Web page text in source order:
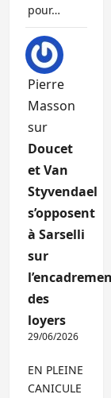
pour…
Pierre
Masson
sur
Doucet
et Van
Styvendael
s’opposent
à Sarselli
sur
des
loyers
29/06/2026
EN PLEINE
CANICULE